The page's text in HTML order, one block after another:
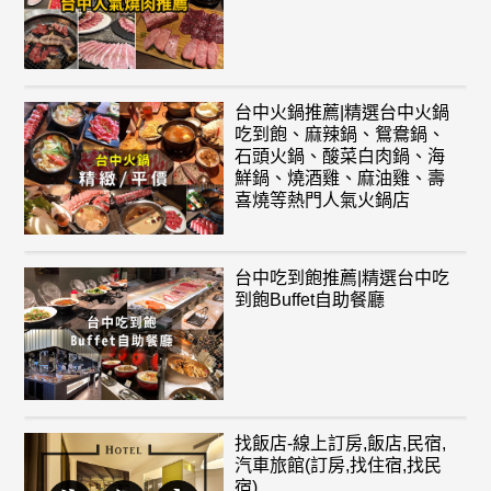
台中火鍋推薦|精選台中火鍋
吃到飽、麻辣鍋、鴛鴦鍋、
石頭火鍋、酸菜白肉鍋、海
鮮鍋、燒酒雞、麻油雞、壽
喜燒等熱門人氣火鍋店
台中吃到飽推薦|精選台中吃
到飽Buffet自助餐廳
找飯店-線上訂房,飯店,民宿,
汽車旅館(訂房,找住宿,找民
宿)